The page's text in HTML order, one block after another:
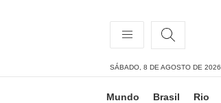
SÁBADO, 8 DE AGOSTO DE 2026
Mundo Brasil Rio